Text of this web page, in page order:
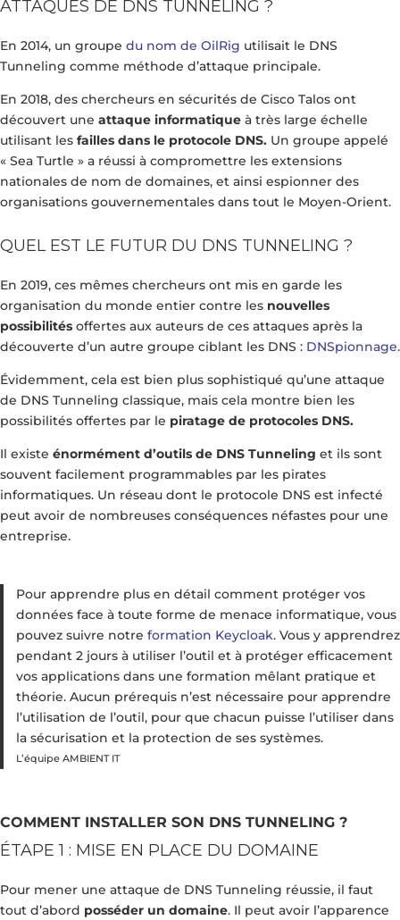
ATTAQUES DE DNS TUNNELING ?
En 2014, un groupe du nom de OilRig utilisait le DNS
Tunneling comme méthode d’attaque principale.
En 2018, des chercheurs en sécurités de Cisco Talos ont
découvert une attaque informatique à très large échelle
utilisant les failles dans le protocole DNS. Un groupe appelé
« Sea Turtle » a réussi à compromettre les extensions
nationales de nom de domaines, et ainsi espionner des
organisations gouvernementales dans tout le Moyen-Orient.
QUEL EST LE FUTUR DU DNS TUNNELING ?
En 2019, ces mêmes chercheurs ont mis en garde les
organisation du monde entier contre les nouvelles
possibilités offertes aux auteurs de ces attaques après la
découverte d’un autre groupe ciblant les DNS : DNSpionnage.
Évidemment, cela est bien plus sophistiqué qu’une attaque
de DNS Tunneling classique, mais cela montre bien les
possibilités offertes par le piratage de protocoles DNS.
Il existe énormément d’outils de DNS Tunneling et ils sont
souvent facilement programmables par les pirates
informatiques. Un réseau dont le protocole DNS est infecté
peut avoir de nombreuses conséquences néfastes pour une
entreprise.
Pour apprendre plus en détail comment protéger vos
données face à toute forme de menace informatique, vous
pouvez suivre notre formation Keycloak. Vous y apprendrez
pendant 2 jours à utiliser l’outil et à protéger efficacement
vos applications dans une formation mêlant pratique et
théorie. Aucun prérequis n’est nécessaire pour apprendre
l’utilisation de l’outil, pour que chacun puisse l’utiliser dans
la sécurisation et la protection de ses systèmes.
L’équipe AMBIENT IT
COMMENT INSTALLER SON DNS TUNNELING ?
ÉTAPE 1 : MISE EN PLACE DU DOMAINE
Pour mener une attaque de DNS Tunneling réussie, il faut
tout d’abord posséder un domaine. Il peut avoir l’apparence